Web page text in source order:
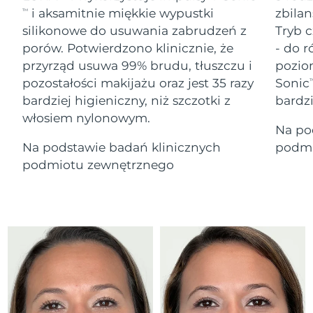
TM
i aksamitnie miękkie wypustki
silikonowe do usuwania zabrudzeń z
porów. Potwierdzono klinicznie, że
przyrząd usuwa 99% brudu, tłuszczu i
pozostałości makijażu oraz jest 35 razy
bardziej higieniczny, niż szczotki z
włosiem nylonowym.
Na podstawie badań klinicznych
podmiotu zewnętrznego
Tryb
- do
Sonic
Na
All revitalizing eye massagers
Advanced pore care essentials
Serum
For healthy hair
issa™ Teeth Whitening Gel
18% PAP
Kosmetyki Mężczyźni
Kupuj
Gibraltar
16/08/2026
Grecja
Oczekiwany czas dostawy
12/08/2026
SRA Hongkong
(Chiny)
Oczekiwany czas dostawy
13/08/2026
Oczekiwany czas dostawy
10/08/2026
Irlandia
Oczekiwany czas dostawy
12/08/2026
Wyspa Man
Oczekiwany czas dostawy
14/08/2026